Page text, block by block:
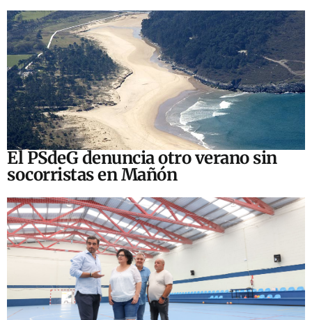
El PSdeG denuncia otro verano sin
socorristas en Mañón